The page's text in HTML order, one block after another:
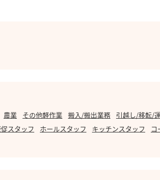
農業 その他軽作業 搬入/搬出業務 引越し/移転/
スタッフ ホールスタッフ キッチンスタッフ コ